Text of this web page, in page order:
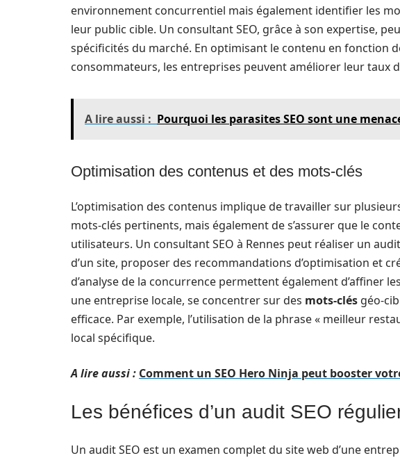
environnement concurrentiel mais également identifier les
leur public cible. Un consultant SEO, grâce à son expertise,
spécificités du marché. En optimisant le contenu en fonction
consommateurs, les entreprises peuvent améliorer leur taux
A lire aussi : Pourquoi les parasites SEO sont une
Optimisation des contenus et des mots-clés
L’optimisation des contenus implique de travailler sur
mots-clés pertinents, mais également de s’assurer que le
utilisateurs. Un consultant SEO à Rennes peut réaliser un
d’un site, proposer des recommandations d’optimisation et
d’analyse de la concurrence permettent également d’affiner
une entreprise locale, se concentrer sur des mots-clés géo-
efficace. Par exemple, l’utilisation de la phrase « meilleur
local spécifique.
A lire aussi : Comment un SEO Hero Ninja peut booster
Les bénéfices d’un audit SEO
Un audit SEO est un examen complet du site web d’une